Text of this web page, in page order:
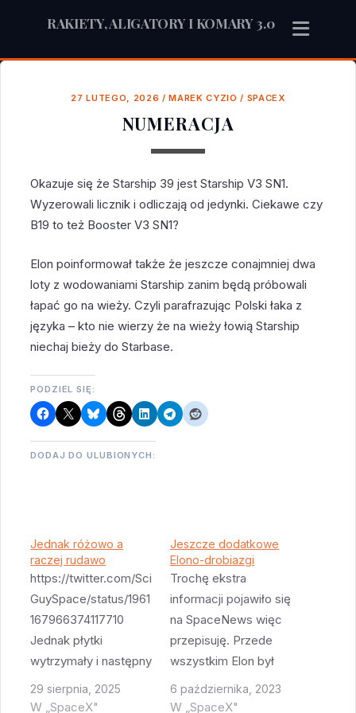
RAKIETY, ALIGATORY I KOMARY 3.0
27 LUTEGO, 2026 /MAREK CYZIO / SPACEX
NUMERACJA
Okazuje się że Starship 39 jest Starship V3 SN1.
Wyzerowali licznik i odliczają od jedynki. Ciekawe czy
B19 to też Booster V3 SN1?
Elon poinformował także że jeszcze conajmniej dwa
loty z wodowaniami Starship zanim będą próbowali
łapać go na wieży. Czyli parafrazując Polski łaka z
języka – kto nie wierzy że na wieży łowią Starship
niechaj bieży do Starbase.
PODZIEL SIĘ:
DODAJ DO ULUBIONYCH:
Jednak różowo a
raczej rudawo
https://twitter.com/Sci
GuySpace/status/1961
167966374117710
Jednak płytki
wytrzymały i następny
lot Starship już pod
koniec października.
29 sierpnia, 2025
W „SpaceX"
Jeszcze dodatkowe
Elono-drobiazgi
Trochę ekstra
informacji pojawiło się
na SpaceNews więc
przepisuję. Przede
wszystkim Elon był
dziwnie
pesymistyczny, albo
6 października, 2023
W „SpaceX"